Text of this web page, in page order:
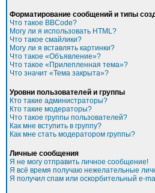
Форматирование сообщений и типы
Что такое BBCode?
Могу ли я использовать HTML?
Что такое смайлики?
Могу ли я вставлять картинки?
Что такое «Объявление»?
Что такое «Прилепленная тема»?
Что значит «Тема закрыта»?
Уровни пользователей и группы
Кто такие администраторы?
Кто такие модераторы?
Что такое группы пользователей?
Как мне вступить в группу?
Как мне стать модератором группы?
Личные сообщения
Я не могу отправить личное сообщение!
Я всё время получаю нежелательные
Я получил спам или оскорбительный e-